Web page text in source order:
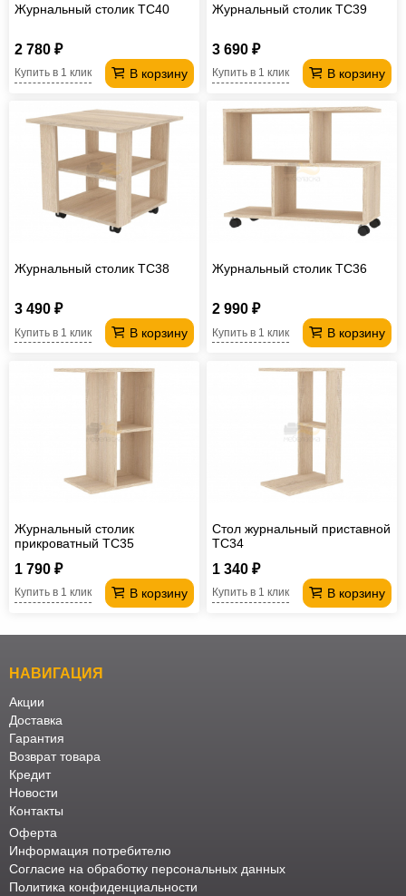
Журнальный столик TC40
2 780 ₽
В корзину
Купить в 1 клик
Журнальный столик TC39
3 690 ₽
В корзину
Купить в 1 клик
Журнальный столик TC38
3 490 ₽
В корзину
Купить в 1 клик
Журнальный столик TC36
2 990 ₽
В корзину
Купить в 1 клик
Журнальный столик
прикроватный TC35
1 790 ₽
В корзину
Купить в 1 клик
Стол журнальный приставной
TC34
1 340 ₽
В корзину
Купить в 1 клик
НАВИГАЦИЯ
Акции
Доставка
Гарантия
Возврат товара
Кредит
Новости
Контакты
Оферта
Информация потребителю
Согласие на обработку персональных данных
Политика конфиденциальности